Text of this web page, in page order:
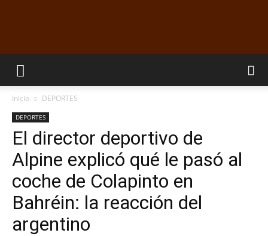
EL
RADIO
Inicio DEPORTES
DEPORTES
El director deportivo de
Alpine explicó qué le pasó al
coche de Colapinto en
Bahréin: la reacción del
argentino